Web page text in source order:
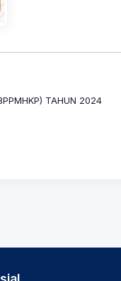
TAHUN 2024